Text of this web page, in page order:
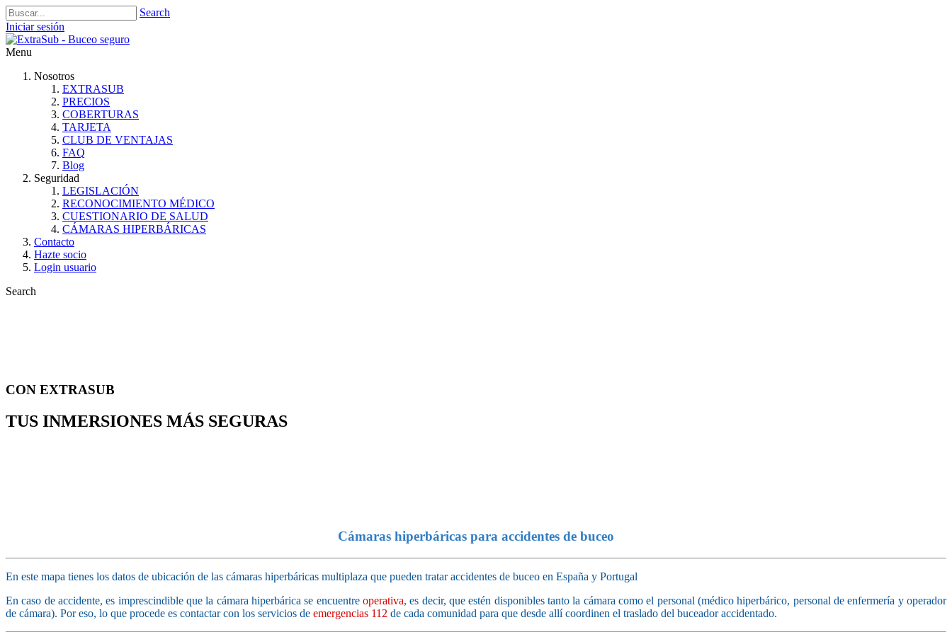
Search
Iniciar sesión
Menu
Nosotros
EXTRASUB
PRECIOS
COBERTURAS
TARJETA
CLUB DE VENTAJAS
FAQ
Blog
Seguridad
LEGISLACIÓN
RECONOCIMIENTO MÉDICO
CUESTIONARIO DE SALUD
CÁMARAS HIPERBÁRICAS
Contacto
Hazte socio
Login usuario
Search
CON EXTRASUB
TUS INMERSIONES MÁS SEGURAS
Cámaras hiperbáricas para accidentes de buceo
En este mapa tienes los datos de ubicación de las cámaras hiperbáricas multiplaza que pueden tratar accidentes de buceo en España y Portugal
En caso de accidente, es imprescindible que la cámara hiperbárica se encuentre operativa, es decir, que estén disponibles tanto la cámara como el personal (médico hiperbárico, personal de enfermería y operador
de cámara). Por eso, lo que procede es contactar con los servicios de emergencias 112 de cada comunidad para que desde allí coordinen el traslado del buceador accidentado.